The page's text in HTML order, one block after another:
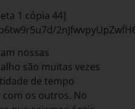
1 cópia 44]
nossas
são muitas vezes
de tempo
os outros. No